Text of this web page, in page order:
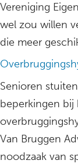
Vereniging
wel zou willen
die meer
Senioren
beperkingen bij
Van Bruggen
noodzaak van